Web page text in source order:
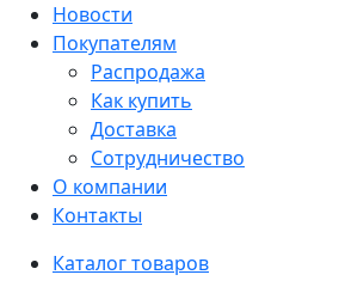
Новости
Покупателям
Распродажа
Как купить
Доставка
Сотрудничество
О компании
Контакты
Каталог товаров